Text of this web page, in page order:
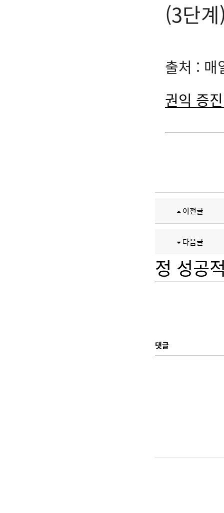
(3단
출처 : 매
권익 증
이전글
다음글
정 성공
댓글